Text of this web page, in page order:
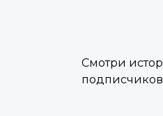
Смотри